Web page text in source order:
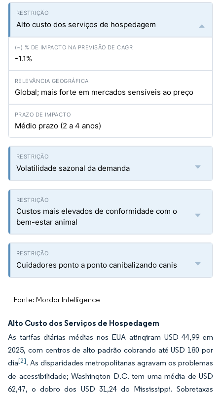
Alto custo dos serviços de hospedagem
-1.1%
Global; mais forte em mercados sensíveis ao preço
Médio prazo (2 a 4 anos)
Volatilidade sazonal da demanda
Custos mais elevados de conformidade com o
bem-estar animal
Cuidadores ponto a ponto canibalizando canis
Fonte: Mordor Intelligence
Alto Custo dos Serviços de Hospedagem
As tarifas diárias médias nos EUA atingiram USD 44,99 em
2025, com centros de alto padrão cobrando até USD 180 por
dia[2]. As disparidades metropolitanas agravam os problemas
de acessibilidade; Washington D.C. tem uma média de USD
62,47, o dobro dos USD 31,24 do Mississippi. Sobretaxas